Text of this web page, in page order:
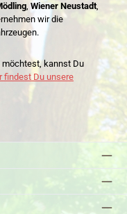
, Wiener Neustadt,
wir die
möchtest, kannst Du
findest Du unsere